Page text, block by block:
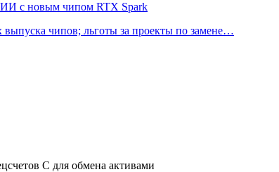
ИИ с новым чипом RTX Spark
чипов; льготы за проекты по замене…
С для обмена активами